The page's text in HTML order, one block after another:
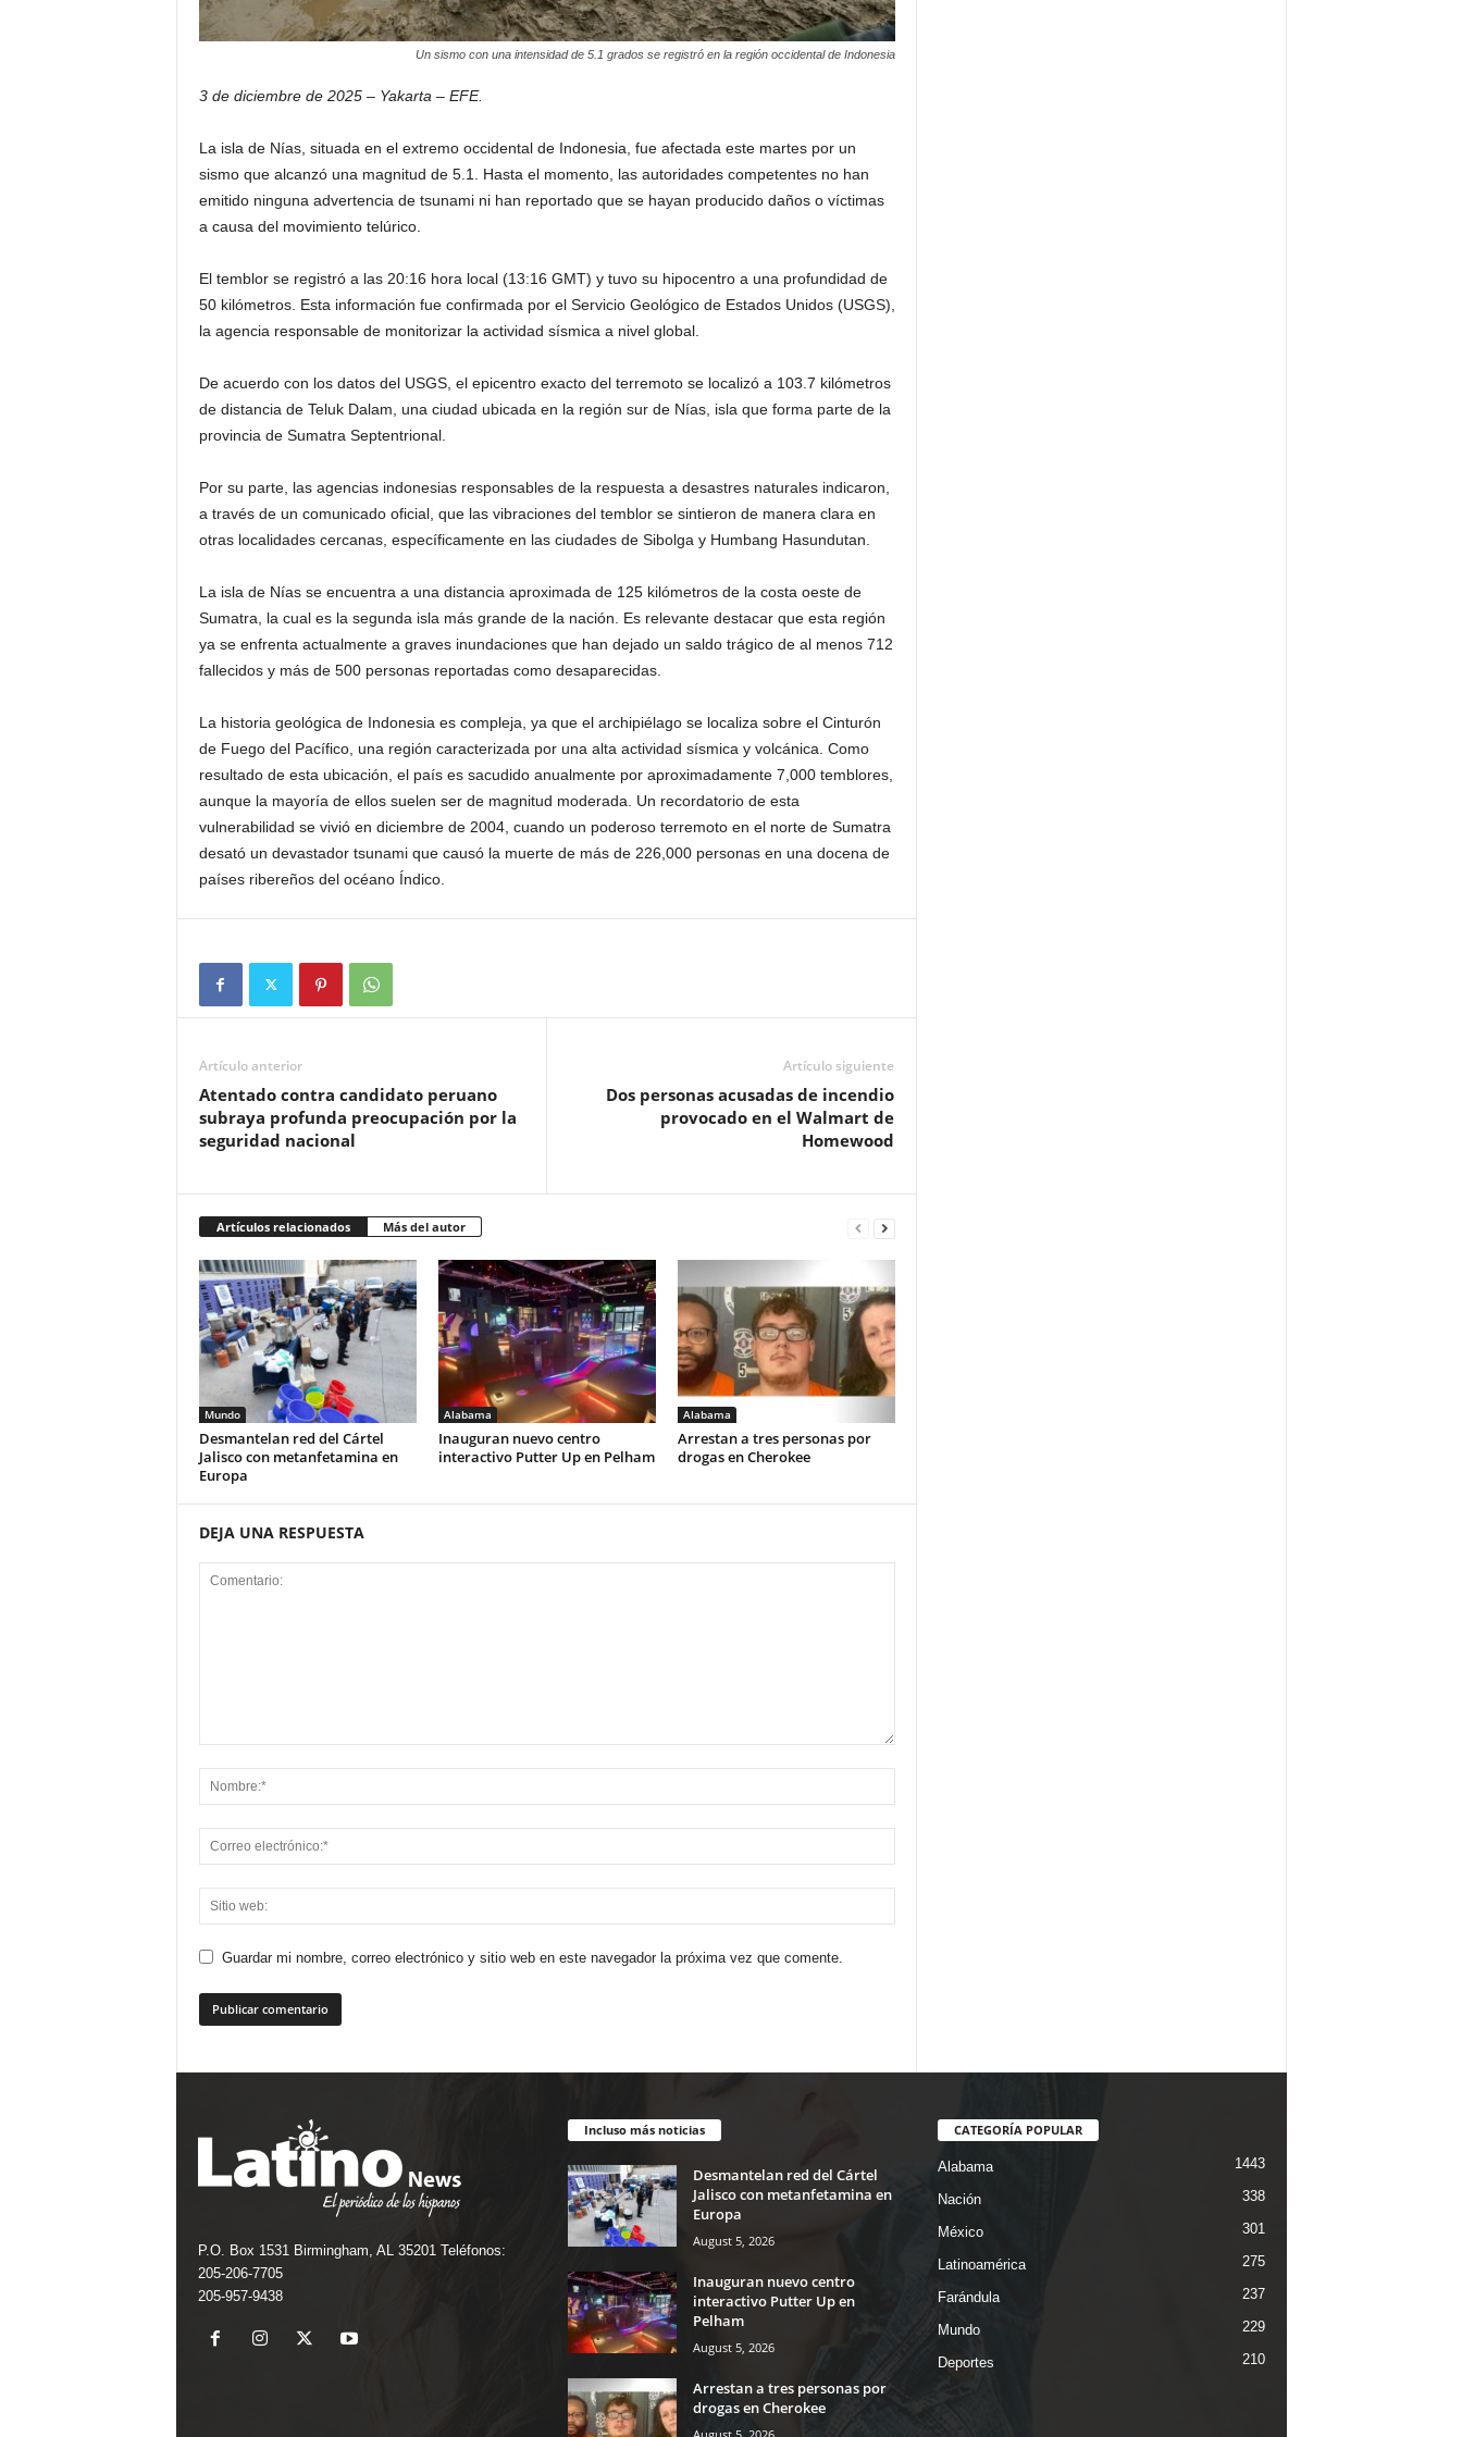
Un sismo con una intensidad de 5.1 grados se registró en la región occidental de Indonesia
3 de diciembre de 2025 – Yakarta – EFE.
La isla de Nías, situada en el extremo occidental de Indonesia, fue afectada este martes por un
sismo que alcanzó una magnitud de 5.1. Hasta el momento, las autoridades competentes no han
emitido ninguna advertencia de tsunami ni han reportado que se hayan producido daños o víctimas
a causa del movimiento telúrico.
El temblor se registró a las 20:16 hora local (13:16 GMT) y tuvo su hipocentro a una profundidad de
50 kilómetros. Esta información fue confirmada por el Servicio Geológico de Estados Unidos (USGS),
la agencia responsable de monitorizar la actividad sísmica a nivel global.
De acuerdo con los datos del USGS, el epicentro exacto del terremoto se localizó a 103.7 kilómetros
de distancia de Teluk Dalam, una ciudad ubicada en la región sur de Nías, isla que forma parte de la
provincia de Sumatra Septentrional.
Por su parte, las agencias indonesias responsables de la respuesta a desastres naturales indicaron,
a través de un comunicado oficial, que las vibraciones del temblor se sintieron de manera clara en
otras localidades cercanas, específicamente en las ciudades de Sibolga y Humbang Hasundutan.
La isla de Nías se encuentra a una distancia aproximada de 125 kilómetros de la costa oeste de
Sumatra, la cual es la segunda isla más grande de la nación. Es relevante destacar que esta región
ya se enfrenta actualmente a graves inundaciones que han dejado un saldo trágico de al menos 712
fallecidos y más de 500 personas reportadas como desaparecidas.
La historia geológica de Indonesia es compleja, ya que el archipiélago se localiza sobre el Cinturón
de Fuego del Pacífico, una región caracterizada por una alta actividad sísmica y volcánica. Como
resultado de esta ubicación, el país es sacudido anualmente por aproximadamente 7,000 temblores,
aunque la mayoría de ellos suelen ser de magnitud moderada. Un recordatorio de esta
vulnerabilidad se vivió en diciembre de 2004, cuando un poderoso terremoto en el norte de Sumatra
desató un devastador tsunami que causó la muerte de más de 226,000 personas en una docena de
países ribereños del océano Índico.
Artículo anterior
Atentado contra candidato peruano
subraya profunda preocupación por la
seguridad nacional
Artículo siguiente
Dos personas acusadas de incendio
provocado en el Walmart de
Homewood
Artículos relacionados Más del autor
Mundo
Desmantelan red del Cártel
Jalisco con metanfetamina en
Europa
Alabama
Inauguran nuevo centro
interactivo Putter Up en Pelham
Alabama
Arrestan a tres personas por
drogas en Cherokee
DEJA UNA RESPUESTA
Guardar mi nombre, correo electrónico y sitio web en este navegador la próxima vez que comente.
P.O. Box 1531 Birmingham, AL 35201 Teléfonos:
205-206-7705
205-957-9438
Incluso más noticias
Desmantelan red del Cártel
Jalisco con metanfetamina en
Europa
August 5, 2026
Inauguran nuevo centro
interactivo Putter Up en
Pelham
August 5, 2026
Arrestan a tres personas por
drogas en Cherokee
CATEGORÍA POPULAR
Alabama 1443
Nación 338
México 301
Latinoamérica 275
Farándula 237
Mundo 229
Deportes 210